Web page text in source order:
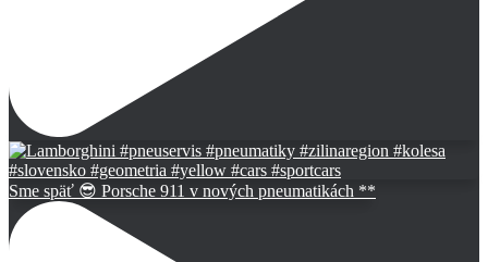
Sme späť 😎 Porsche 911 v nových pneumatikách **